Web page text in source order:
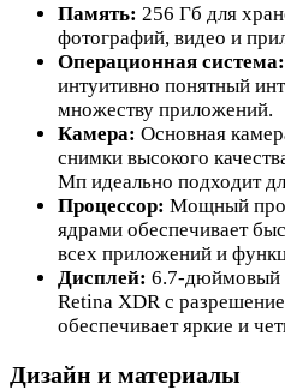
Память: 256 Гб для
фотографий, видео и
Операционная система:
интуитивно понятный
множеству приложений.
Камера: Основная
снимки высокого
Мп идеально подходит
Процессор: Мощный
ядрами обеспечивает
всех приложений и
Дисплей: 6.7-дюймовый
Retina XDR с
обеспечивает яркие и
Дизайн и материалы